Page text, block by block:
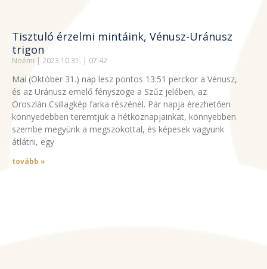
Tisztuló érzelmi mintáink, Vénusz-Uránusz
trigon
Noémi 2023.10.31. 07:42
Mai (Október 31.) nap lesz pontos 13:51 perckor a Vénusz,
és az Uránusz emelő fényszöge a Szűz jelében, az
Oroszlán Csillagkép farka részénél. Pár napja érezhetően
könnyedebben teremtjük a hétköznapjainkat, könnyebben
szembe megyünk a megszokottal, és képesek vagyunk
átlátni, egy
tovább »